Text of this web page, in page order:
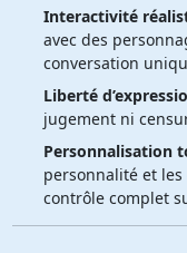
Interactivité
avec des
conversation
Liberté
jugement ni
Personnalisation
personnalité et
contrôle complet